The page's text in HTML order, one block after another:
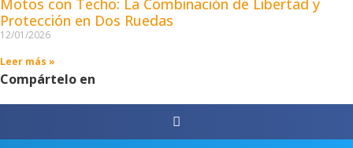
Motos con Techo: La Combinación de Libertad y
Protección en Dos Ruedas
12/01/2026
Leer más »
Compártelo en